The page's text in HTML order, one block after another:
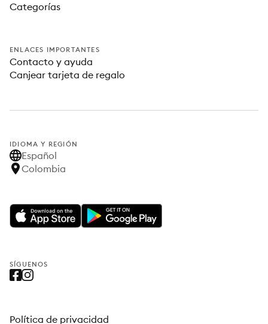
Categorías
ENLACES IMPORTANTES
Contacto y ayuda
Canjear tarjeta de regalo
IDIOMA Y REGIÓN
Español
Colombia
SÍGUENOS
Política de privacidad